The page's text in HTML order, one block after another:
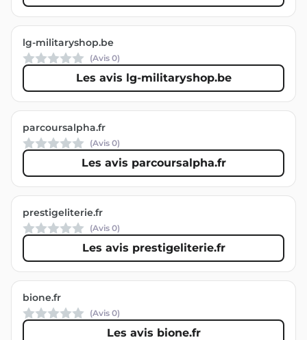
lg-militaryshop.be
(Avis 0)
Les avis lg-militaryshop.be
parcoursalpha.fr
(Avis 0)
Les avis parcoursalpha.fr
prestigeliterie.fr
(Avis 0)
Les avis prestigeliterie.fr
bione.fr
(Avis 0)
Les avis bione.fr